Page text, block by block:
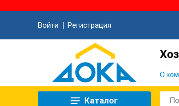
Войти Регистрация
О
Каталог